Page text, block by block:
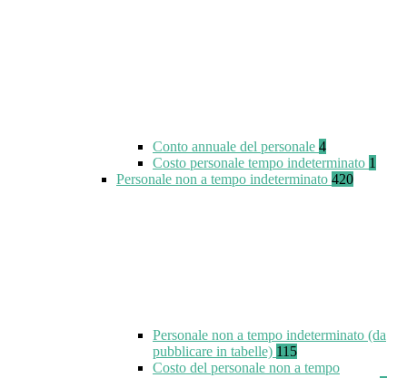
Conto annuale del personale 4
Costo personale tempo indeterminato 1
Personale non a tempo indeterminato 420
Personale non a tempo indeterminato (da
pubblicare in tabelle) 115
Costo del personale non a tempo